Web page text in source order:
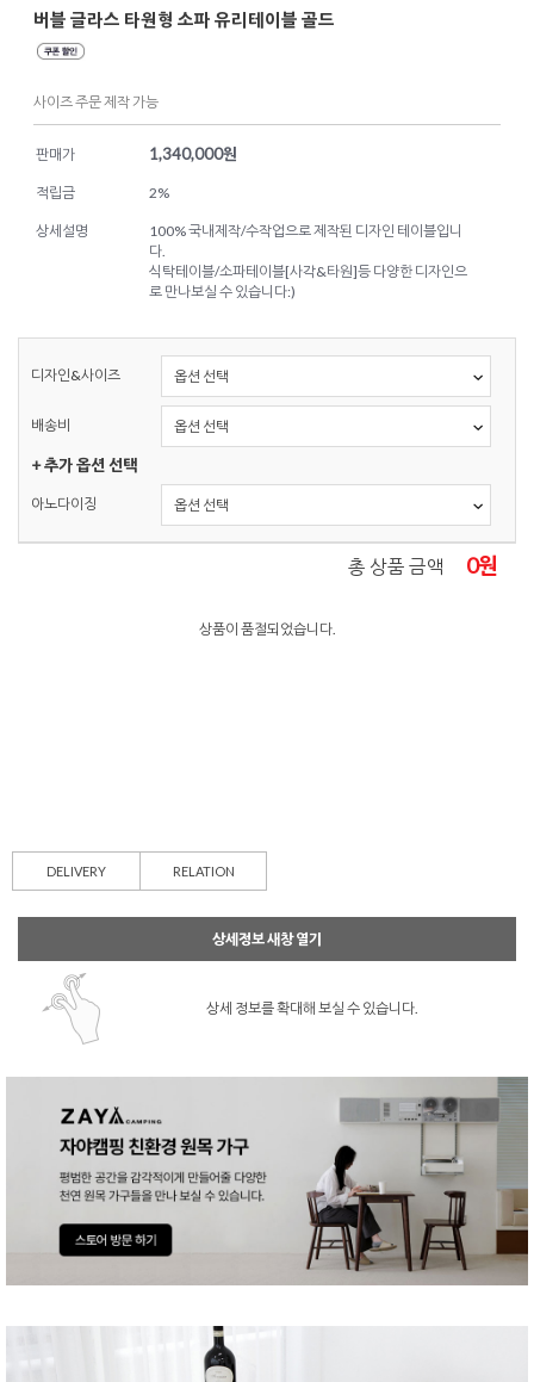
버블 글라스 타원형 소파 유리테이블 골드
사이즈 주문 제작 가능
판매가 1,340,000원
적립금 2%
상세설명
100% 국내제작/수작업으로 제작된 디자인 테이블입니
다.
식탁테이블/소파테이블[사각&타원]등 다양한 디자인으
로 만나보실 수 있습니다:)
디자인&사이즈
배송비
+ 추가 옵션 선택
아노다이징
총 상품 금액 0원
상품이 품절되었습니다.
DELIVERY RELATION
상세정보 새창 열기
상세 정보를 확대해 보실 수 있습니다.